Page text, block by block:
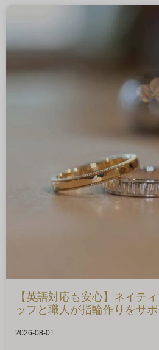
【英語対応も安心】ネイテ
ッフと職人が指輪作りをサ
2026-08-01